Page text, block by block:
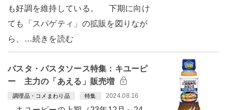
も好調を維持している。 下期に向け
ても「スパゲティ」の拡販を図りなが
ら、…続きを読む
パスタ・パスタソース特集：キユーピ
ー 主力の「あえる」販売増
調理品・コメまわり品 特集 2024.08.16